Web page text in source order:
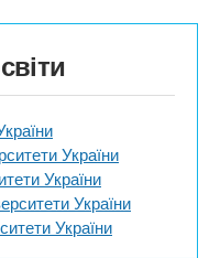
України
України
України
України